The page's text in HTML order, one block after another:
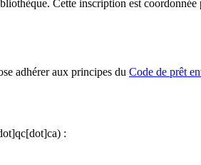
Cette inscription est
adhérer aux principes du Code de prêt
: